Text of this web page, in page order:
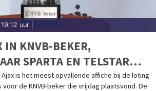
uur
IN KNVB-BEKER,
SPARTA EN TELSTAR
CITY FC
Ajax is het meest opvallende affiche bij de loting
de KNVB-beker die vrijdag plaatsvond. De